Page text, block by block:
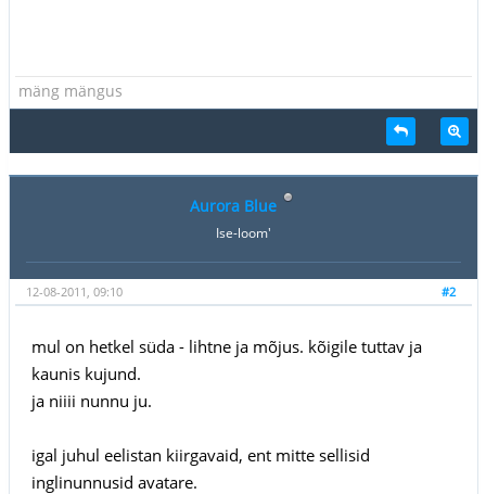
mäng mängus
Aurora Blue
Ise-loom'
#2
12-08-2011, 09:10
mul on hetkel süda - lihtne ja mõjus. kõigile tuttav ja
kaunis kujund.
ja niiii nunnu ju.
igal juhul eelistan kiirgavaid, ent mitte sellisid
inglinunnusid avatare.